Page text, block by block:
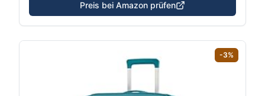
Preis bei Amazon prüfen
-3%